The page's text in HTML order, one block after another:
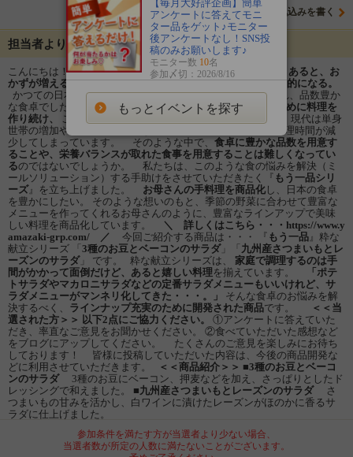
意気込みを書く
担当者よりメッセージ
こんにちは！ 株式会社ヤマザキです。 食卓に『もう一品』あると、お
かずが増える。 豊かな食卓は笑顔があふれ、心が豊かに健康的になる。
かつての日本の食卓は、肉・魚・野菜と栄養バランスが取れ、品数豊か
な食卓でした。
お母さんがどんなに忙しくても、家族のために料理を
作り続け、
この豊かな食卓を支えてきたのです。 しかし、 現代は単身
世帯の増加や女性の社会進出などの社会環境の変化により調理時間が減
少してしまっています。 そのような中で、 食卓に豊かな品数を用意す
ることや、栄養バランスが取れた食事を用意することは難しくなってい
るのではないでしょうか。 私たちは、このような食の悩みを解決（ミ
ールソリューション）する手助けをさせていただきたく『 もう一品シリ
ーズ』を立ち上げました。 お母さんの手料理を商品化 し、日本の食卓
を豊かにしたい。 そのような想いのもと、季節の野菜に合わせて豊富な
メニューを作ってくれるお母さんのように、豊富なラインアップで美味
しい料理を商品化しています。
＼ 詳しくはこちら・・・https://www.y
amazaki-grp.com/ ／ 今回ご紹介する商品は・・・ 『 もう一品 』粋な
献立シリーズ 「 3種のお豆とベーコンのサラダ」「 九州産さつまいもとレ
ーズンのサラダ」 です。 粋な献立シリーズは、 家庭で調理するのは手
間がかかって面倒だけど、あると嬉しい料理 を揃えています。
「ポテ
トサラダやマカロニサラダなどの定番サラダメニューもいいけれど、サ
ラダメニューがマンネリ化してきた・・・。」
そんな食卓のお悩みを解
決するべく、 ラインナップ充実のために開発された商品です。
＜＜当
選された方＞＞ 以下2点にご協力ください。
①アンケートに答えていた
だき、率直なご意見をお聞かせください。 ②食べていただいた感想など
をブログにアップしてください。 たくさんのご意見を楽しみにお待ち
しております！ 皆様に投稿していただいた内容は、今後の商品開発な
どに利用させていただきます。
＜＜商品紹介＞＞ ■3種のお豆とベーコ
ンのサラダ3種のお豆にベーコン、押麦などを加え、さっぱりとしたド
レッシングで和えました。 ■九州産さつまいもとレーズンのサラダさ
つまいもの甘みを活かし、白ワインに漬けたレーズンがほのかに香るサ
ラダに仕上げました。
参加条件を満たす方が当選者より少ない場合、
当選者数が所定の人数に満たないことがございます。
【毎月大好評企画】簡単
アンケートに答えてモニ
ター品をゲット♪モニター
後アンケートなし！SNS投
稿のみお願いします♪
モニター数 10名
参加〆切：2026/8/16
もっとイベントを探す